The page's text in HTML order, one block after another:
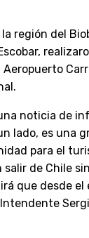
región del
noticia de
lado, es una
para el
salir de Chile
que desde